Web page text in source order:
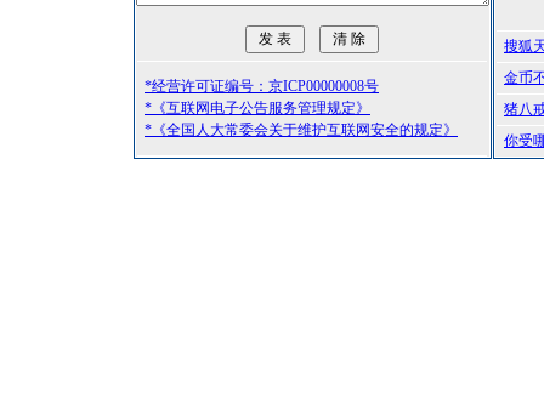
*经营许可证编号：京ICP00000008号
*《互联网电子公告服务管理规定》
*《全国人大常委会关于维护互联网安全的规定》
搜狐
金币
猪八
你受